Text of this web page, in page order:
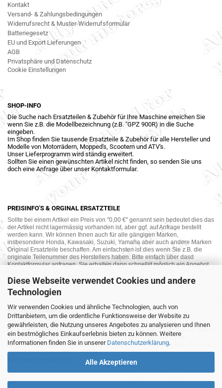
Diese Webseite verwendet Cookies und andere
Technologien
Wir verwenden Cookies und ähnliche Technologien, auch von
Drittanbietern, um die ordentliche Funktionsweise der Website zu
gewährleisten, die Nutzung unseres Angebotes zu analysieren und Ihnen
ein bestmögliches Einkaufserlebnis bieten zu können. Weitere
Informationen finden Sie in unserer Datenschutzerklärung.
Alle Akzeptieren
Kontakt
Versand- & Zahlungsbedingungen
Widerrufsrecht & Muster-Widerrufsformular
Batteriegesetz
EU und Export Lieferungen
AGB
Privatsphäre und Datenschutz
Cookie Einstellungen
SHOP-INFO
Die Suche nach Ersatzteilen & Zubehör für Ihre Maschine erreichen Sie
wenn Sie z.B. die Modellbezeichnung (z.B. "GPZ 900R) in die Suche
eingeben.
Im Shop finden Sie tausende Ersatzteile & Zubehör für alle Hersteller und
Modelle von Motorrädern, Mopped's, Scootern und ATV's.
Unser Lieferprogramm wird ständig erweitert.
Sollten Sie einen gewünschten Artikel nicht finden, so senden Sie uns
doch eine Anfrage über unser Kontaktformular.
PREISINFO'S & ORGINAL ERSATZTEILE
Sollte bei einem Artikel ein Preis von "0,00 €" genannt sein bedeutet dies das
der Artikel nicht lagermässig vorhanden ist, aber ggf. auf Anfrage bestellt
werden kann. Wir können Ihnen auch für alle gängigen Marken,
insbesondere Honda, Kawasaki, Suzuki, Yamaha aber auch andere Marken
Original Ersatzteile beschaffen. Am einfachsten ist dies wenn Sie z.B. die
originale Teilenummer des Herstellers haben. Bitte einfach über dasd
Kontaktformular anfragen. Sie erhalten dann schnellst möglich ein Angebot
MOTORRAD-ANKAUF
Sie möchte Ihr altes Motorrad oder Ihre Motorradteile verkaufen ? Wir kaufen
auch gebrauchte Motorräder und Ersatzteilträger sowie Ersatzteile an. Bieten
Sie uns doch unverbindlich das was Sie verkaufen möchten an. Wir
bemühen uns dann eine sowohl für Sie als auch für uns akzeptable Lösung
mit angemessenem Preis zu finden.